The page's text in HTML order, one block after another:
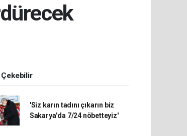
Çekebilir
'Siz karın tadını çıkarın biz
Sakarya'da 7/24 nöbetteyiz'